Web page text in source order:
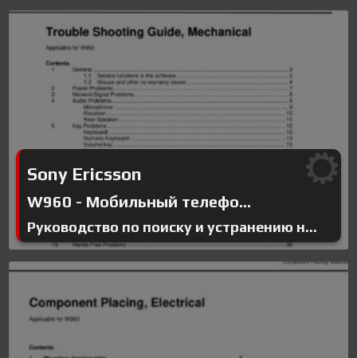
Sony Ericsson
W960 - Мобильный телефо...
Руководство по поиску и устранению н...